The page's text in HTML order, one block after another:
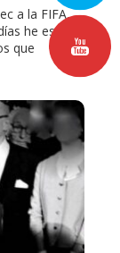
a la FIFA.
he estado
que